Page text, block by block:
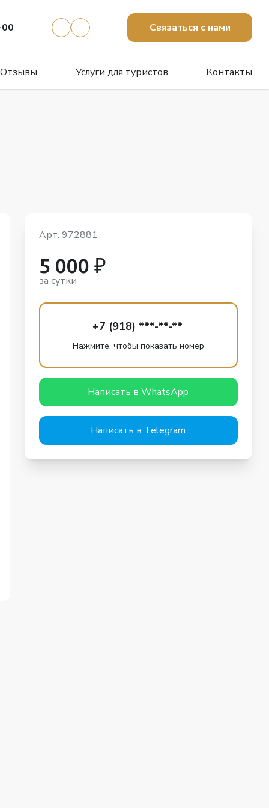
Связаться с нами
Отзывы Услуги для туристов Контакты
Арт. 972881
5 000 ₽
за сутки
+7 (918) ***-**-**
Нажмите, чтобы показать номер
Написать в WhatsApp
Написать в Telegram